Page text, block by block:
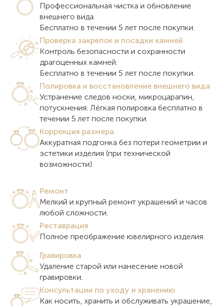
Профессиональная чистка и обновление
внешнего вида.
Бесплатно в течении 5 лет после покупки.
Проверка закрепок и посадки камней
Контроль безопасности и сохранности
драгоценных камней.
Бесплатно в течении 5 лет после покупки.
Полировка и восстановление внешнего вида
Устранение следов носки, микроцарапин,
потускнения. Лёгкая полировка бесплатно в
течении 5 лет после покупки.
Коррекция размера
Аккуратная подгонка без потери геометрии и
эстетики изделия (при технической
возможности).
Ремонт
Мелкий и крупный ремонт украшений и часов
любой сложности.
Реставрация
Полное преображение ювелирного изделия.
Гравировка
Удаление старой или нанесение новой
гравировки.
Консультации по уходу и хранению
Как носить, хранить и обслуживать украшение,